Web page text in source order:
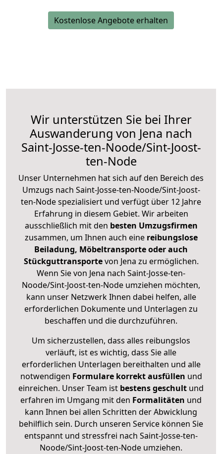
Kostenlose Angebote erhalten
Wir unterstützen Sie bei Ihrer
Auswanderung von Jena nach
Saint-Josse-ten-Noode/Sint-Joost-
ten-Node
Unser Unternehmen hat sich auf den Bereich des
Umzugs nach Saint-Josse-ten-Noode/Sint-Joost-
ten-Node spezialisiert und verfügt über 12 Jahre
Erfahrung in diesem Gebiet. Wir arbeiten
ausschließlich mit den besten Umzugsfirmen
zusammen, um Ihnen auch eine reibungslose
Beiladung, Möbeltransporte oder auch
Stückguttransportevon Jena zu ermöglichen.
Wenn Sie von Jena nach Saint-Josse-ten-
Noode/Sint-Joost-ten-Node umziehen möchten,
kann unser Netzwerk Ihnen dabei helfen, alle
erforderlichen Dokumente und Unterlagen zu
beschaffen und die durchzuführen.
Um sicherzustellen, dass alles reibungslos
verläuft, ist es wichtig, dass Sie alle
erforderlichen Unterlagen bereithalten und alle
notwendigen Formulare korrekt ausfüllen und
einreichen. Unser Team ist bestens geschult und
erfahren im Umgang mit den Formalitäten und
kann Ihnen bei allen Schritten der Abwicklung
behilflich sein. Durch unseren Service können Sie
entspannt und stressfrei nach Saint-Josse-ten-
Noode/Sint-Joost-ten-Node umziehen.